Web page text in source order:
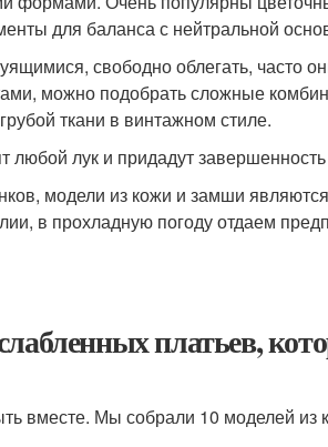
для баланса с нейтральной
свободно облегать, часто
можно подобрать сложные
ткани в винтажном стиле.
лук и придадут завершенность
модели из кожи и замши
в прохладную погоду отдаем
платьев,
вместе. Мы собрали 10 моделей из